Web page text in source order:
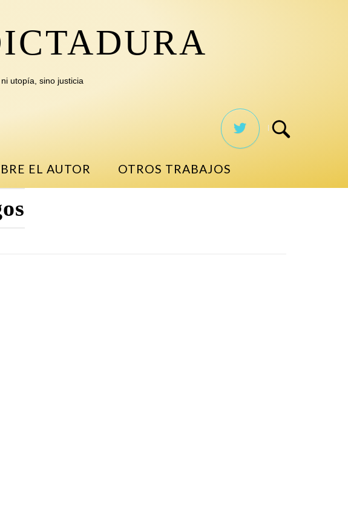
utopía, sino justicia
EL AUTOR OTROS TRABAJOS